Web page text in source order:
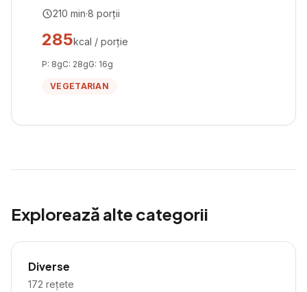
210 min·8 porții
285kcal / porție
P: 8gC: 28gG: 16g
VEGETARIAN
Explorează alte categorii
Diverse
172 rețete